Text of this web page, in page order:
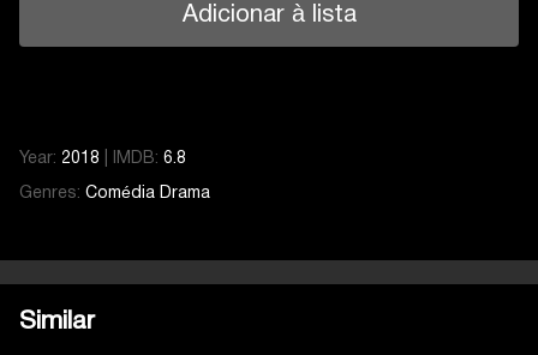
Adicionar à lista
Year: 2018 IMDB: 6.8
Genres: Comédia Drama
Similar